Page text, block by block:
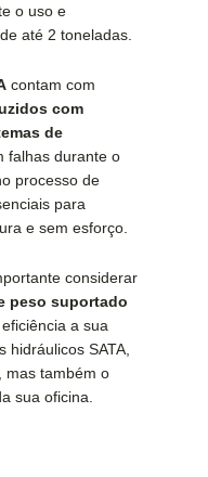
o uso e
até 2 toneladas.
contam com
com
de
falhas durante o
processo de
para
e sem esforço.
considerar
peso suportado
a sua
hidráulicos SATA,
mas também o
sua oficina.